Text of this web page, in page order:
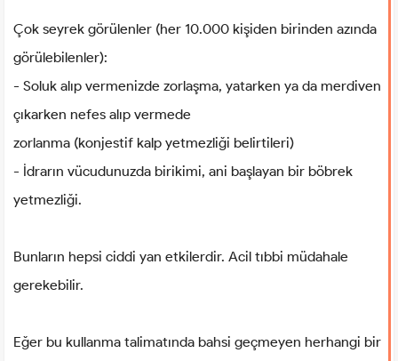
Çok seyrek görülenler (her 10.000 kişiden birinden azında
görülebilenler):
- Soluk alıp vermenizde zorlaşma, yatarken ya da merdiven
çıkarken nefes alıp vermede
zorlanma (konjestif kalp yetmezliği belirtileri)
- İdrarın vücudunuzda birikimi, ani başlayan bir böbrek
yetmezliği.
Bunların hepsi ciddi yan etkilerdir. Acil tıbbi müdahale
gerekebilir.
Eğer bu kullanma talimatında bahsi geçmeyen herhangi bir